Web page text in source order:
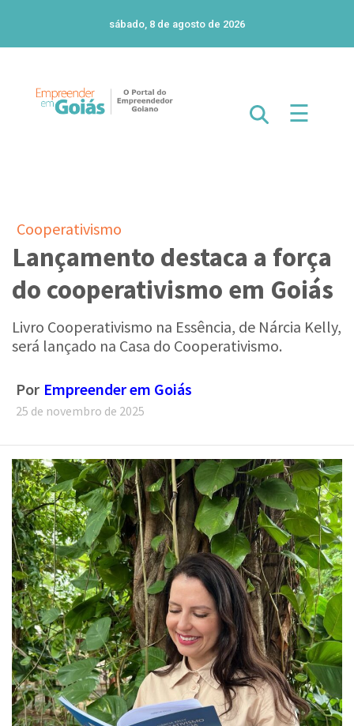
sábado, 8 de agosto de 2026
☰
Cooperativismo
Lançamento destaca a força
do cooperativismo em Goiás
Livro Cooperativismo na Essência, de Nárcia Kelly,
Por Empreender em Goiás